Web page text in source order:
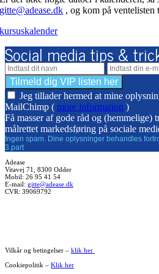
gitte@adease.dk , og kom på
kursuskalender
Social media tips &
Jeg tillader hermed at mine
MailChimp ( more information )
Få masser af gode råd og (hemmelige)
målrettet markedsføring på sociale
Ingen spam. Dine oplysninger behandles
3.part
Adease
Vitavej 71, 8300 Odder
Mobil: 26 95 41 54
E-mail: gitte@adease.dk
CVR: 39069792
Vilkår og betingelser – klik her
Cookiepolitik – Klik her